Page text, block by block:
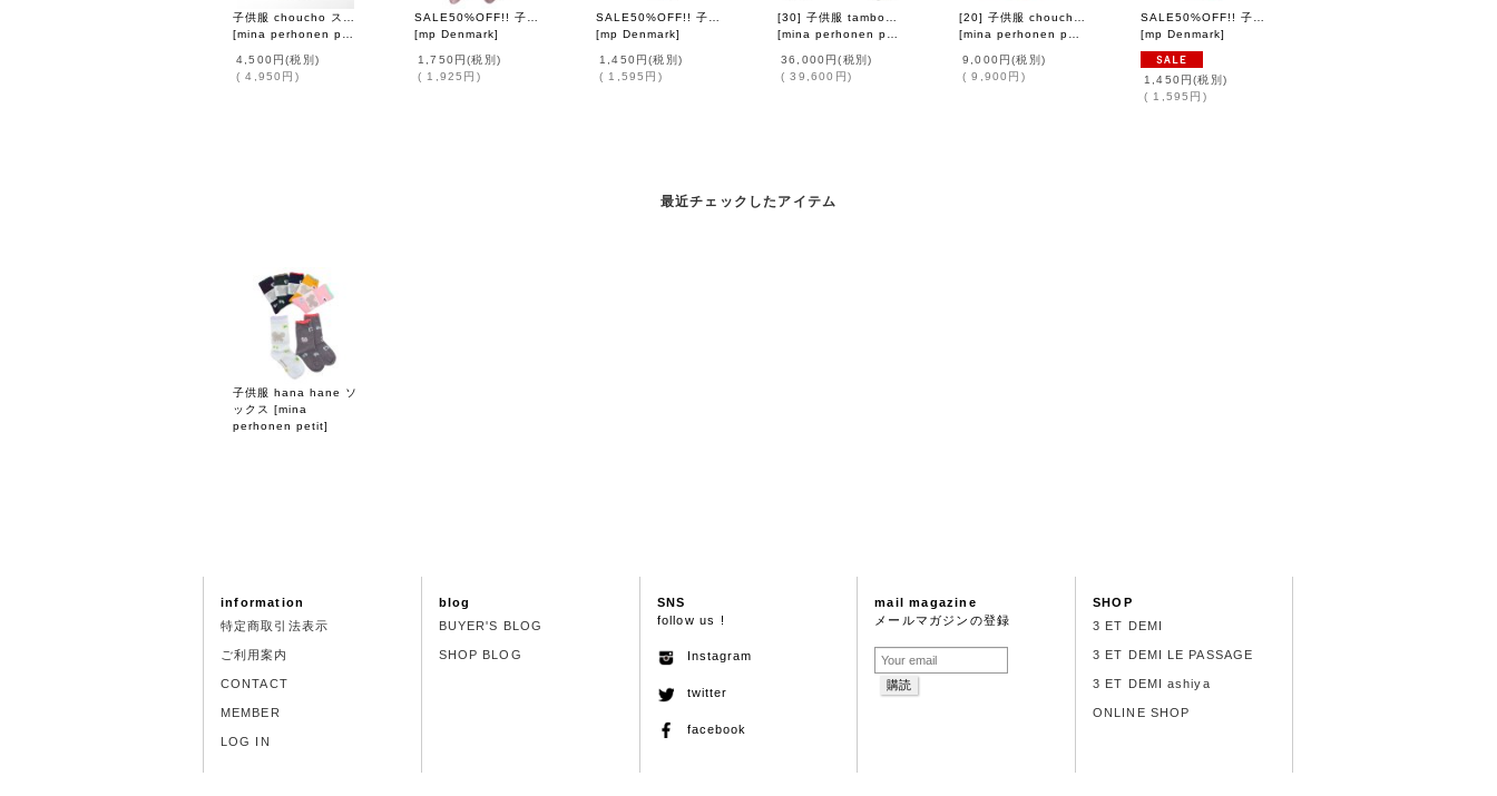
子供服 choucho スタイ (ADS7271P:NV)
[mina perhonen petit
4,500円(税別)
( 4,950円 )
SALE50%OFF!! 子供服 バックフリル ウールタイツ（RO）
[mp Denmark]
1,750円(税別)
( 1,925円 )
SALE50%OFF!! 子供服 コットン タイツ（GY）
[mp Denmark]
1,450円(税別)
( 1,595円 )
[30] 子供服 tambourine ジャケット (AAA2046P:NV)
[mina perhonen petit
36,000円(税別)
( 39,600円 )
[20] 子供服 choucho 帽子 (ZS7008P)
[mina perhonen petit
9,000円(税別)
( 9,900円 )
SALE50%OFF!! 子供服 コットン タイツ（PK）
[mp Denmark]
1,450円(税別)
( 1,595円 )
最近チェックしたアイテム
子供服 hana hane ソ
ックス
[mina
perhonen petit]
information
特定商取引法表示
ご利用案内
CONTACT
MEMBER
LOG IN
blog
BUYER'S BLOG
SHOP BLOG
SNS
follow us !
Instagram
twitter
facebook
mail magazine
メールマガジンの登録
SHOP
3 ET DEMI
3 ET DEMI LE PASSAGE
3 ET DEMI ashiya
ONLINE SHOP